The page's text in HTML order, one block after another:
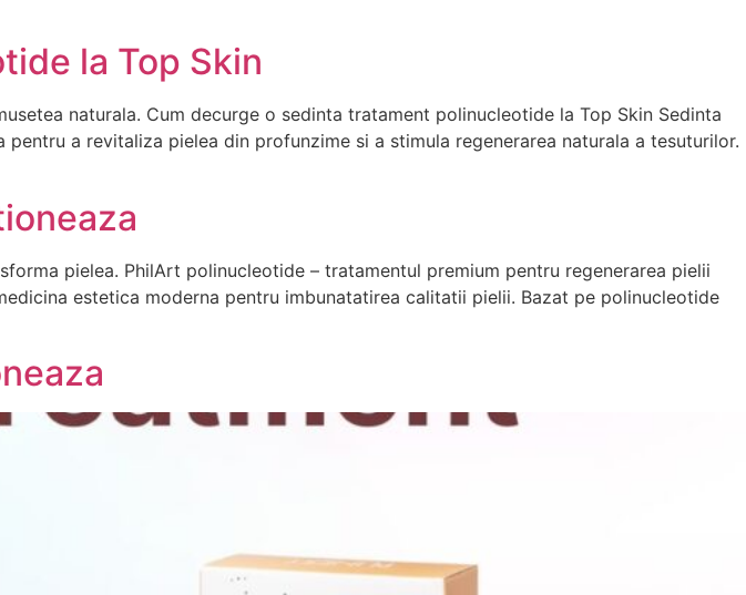
la Top Skin
naturala. Cum decurge o sedinta tratament polinucleotide la Top Skin Sedinta
a revitaliza pielea din profunzime si a stimula regenerarea naturala a tesuturilor.
pielea. PhilArt polinucleotide – tratamentul premium pentru regenerarea pielii
estetica moderna pentru imbunatatirea calitatii pielii. Bazat pe polinucleotide